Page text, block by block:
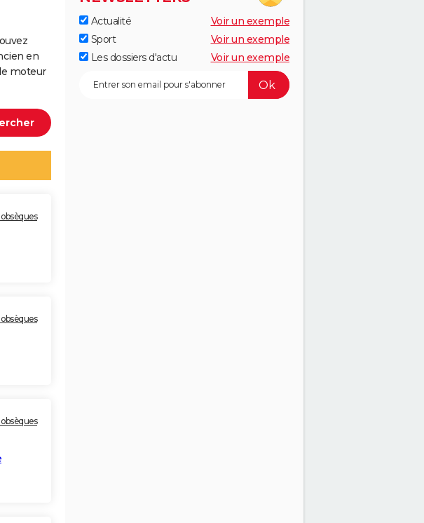
en
moteur
Actualité
Voir un exemple
Sport
Voir un exemple
Les dossiers d'actu
Voir un exemple